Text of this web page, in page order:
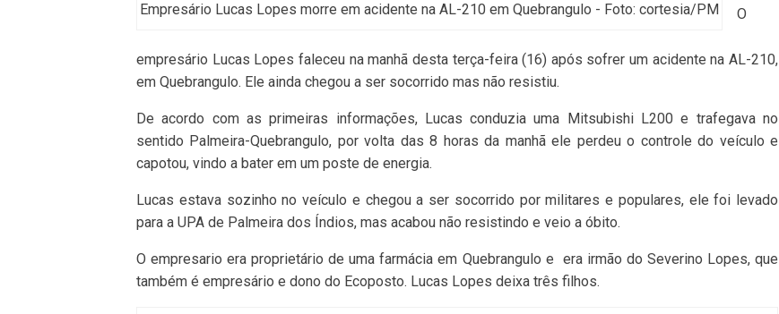
Empresário Lucas Lopes morre em acidente na AL-210 em Quebrangulo - Foto: cortesia/PM O
empresário Lucas Lopes faleceu na manhã desta terça-feira (16) após sofrer um acidente na AL-210,
em Quebrangulo. Ele ainda chegou a ser socorrido mas não resistiu.
De acordo com as primeiras informações, Lucas conduzia uma Mitsubishi L200 e trafegava no
sentido Palmeira-Quebrangulo, por volta das 8 horas da manhã ele perdeu o controle do veículoe
capotou, vindo a bater em um poste de energia.
Lucas estava sozinho no veículo e chegou a ser socorrido por militares e populares, ele foi levado
para a UPA de Palmeira dos Índios, mas acabou não resistindo e veio a óbito.
O empresario era proprietário de uma farmácia em Quebrangulo e era irmão do Severino Lopes, que
também é empresário e dono do Ecoposto. Lucas Lopes deixa três filhos.